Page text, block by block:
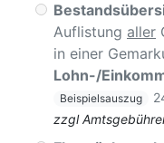
Auflistung aller
in einer
Lohn-/
Beispielsauszug
zzgl